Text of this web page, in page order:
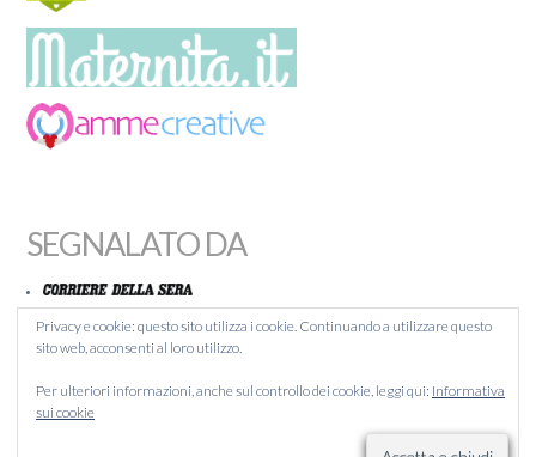
SEGNALATO DA
LIQUIDA
Privacy e cookie: questo sito utilizza i cookie. Continuando a utilizzare questo
sito web, acconsenti al loro utilizzo.
Per ulteriori informazioni, anche sul controllo dei cookie, leggi qui: Informativa
sui cookie